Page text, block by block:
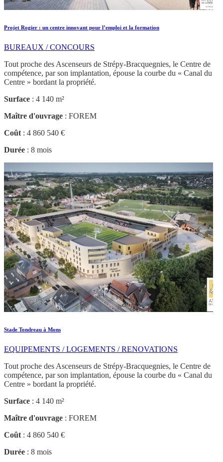
Projet Rogier : un centre innovant pour l’emploi et la formation
BUREAUX / CONCOURS
Tout proche des Ascenseurs de Strépy-Bracquegnies, le Centre de
compétence, par son implantation, épouse la courbe du « Canal du
Centre » bordant la propriété.
Surface : 4 140 m²
Maître d'ouvrage : FOREM
Coût : 4 860 540 €
Durée : 8 mois
Stade Tondreau à Mons
EQUIPEMENTS / LOGEMENTS / RENOVATIONS
Tout proche des Ascenseurs de Strépy-Bracquegnies, le Centre de
compétence, par son implantation, épouse la courbe du « Canal du
Centre » bordant la propriété.
Surface : 4 140 m²
Maître d'ouvrage : FOREM
Coût : 4 860 540 €
Durée : 8 mois